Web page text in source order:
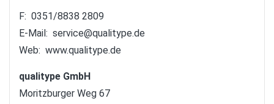
F: 0351/8838 2809
E-Mail: service@qualitype.de
Web: www.qualitype.de
qualitype GmbH
Moritzburger Weg 67